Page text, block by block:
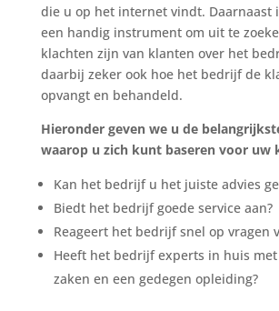
die u op het internet vindt. Daarnaast
een handig instrument om uit te
klachten zijn van klanten over het
daarbij zeker ook hoe het bedrijf de
opvangt en behandeld.
Hieronder geven we u de
waarop u zich kunt baseren voor uw
Kan het bedrijf u het juiste advies
Biedt het bedrijf goede service aan?
Reageert het bedrijf snel op vragen
Heeft het bedrijf experts in huis
zaken en een gedegen opleiding?